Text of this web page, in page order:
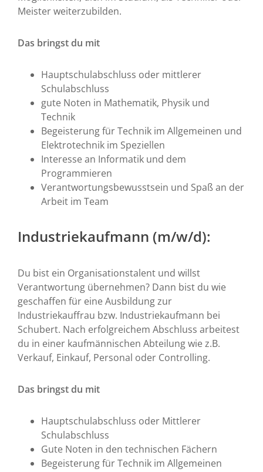
Meister weiterzubilden.
Das bringst du mit
Hauptschulabschluss oder mittlerer
Schulabschluss
gute Noten in Mathematik, Physik und
Technik
Begeisterung für Technik im Allgemeinen und
Elektrotechnik im Speziellen
Interesse an Informatik und dem
Programmieren
Verantwortungsbewusstsein und Spaß an der
Arbeit im Team
Industriekaufmann (m/w/d):
Du bist ein Organisationstalent und willst
Verantwortung übernehmen? Dann bist du wie
geschaffen für eine Ausbildung zur
Industriekauffrau bzw. Industriekaufmann bei
Schubert. Nach erfolgreichem Abschluss arbeitest
du in einer kaufmännischen Abteilung wie z.B.
Verkauf, Einkauf, Personal oder Controlling.
Das bringst du mit
Hauptschulabschluss oder Mittlerer
Schulabschluss
Gute Noten in den technischen Fächern
Begeisterung für Technik im Allgemeinen